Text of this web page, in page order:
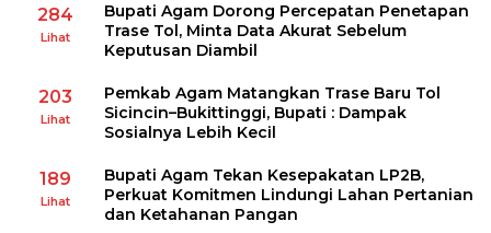
284
Lihat
Bupati Agam Dorong Percepatan Penetapan
Trase Tol, Minta Data Akurat Sebelum
Keputusan Diambil
203
Lihat
Pemkab Agam Matangkan Trase Baru Tol
Sicincin–Bukittinggi, Bupati : Dampak
Sosialnya Lebih Kecil
189
Lihat
Bupati Agam Tekan Kesepakatan LP2B,
Perkuat Komitmen Lindungi Lahan Pertanian
dan Ketahanan Pangan